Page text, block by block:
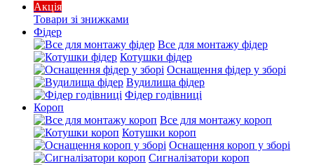
Акція
Товари зі знижками
Фідер
Все для монтажу фідер
Котушки фідер
Оснащення фідер у зборі
Вудилища фідер
Фідер годівниці
Короп
Все для монтажу короп
Котушки короп
Оснащення короп у зборі
Сигналізатори короп